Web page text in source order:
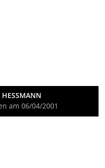
HESSMANN
am 06/04/2001